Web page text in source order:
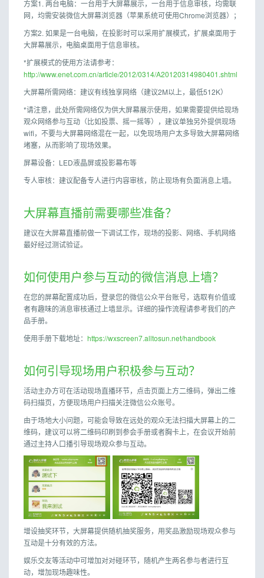
方案1. 两台电脑：一台用于大屏幕展示，一台用于信息审核，均需联
网，均需安装微信大屏幕浏览器（苹果系统可使用Chrome浏览器）；
方案2. 如果是一台电脑，在投影时可以采用扩展模式，扩展桌面用于
大屏幕展示，电脑桌面用于信息审核。
*扩展模式的使用方法请参考：
http://www.enet.com.cn/article/2012/0314/A20120314980401.shtml
大屏幕所需网络：建议有线独享网络（建议2M以上，最低512K）
*请注意，此处所需网络仅为供大屏幕展示使用，如果需要提供给现场
观众网络参与互动（比如投票、摇一摇等），建议单独另外提供现场
wifi，不要与大屏幕网络混在一起，以免现场用户太多导致大屏幕网络
堵塞，从而影响了现场效果。
屏幕设备：LED液晶屏或投影幕布等
专人审核：建议配备专人进行内容审核，防止现场有负面消息上墙。
大屏幕直播前需要哪些准备？
建议在大屏幕直播前做一下调试工作，现场的投影、网络、手机网络
最好经过测试验证。
如何使用户参与互动的微信消息上墙？
在您的屏幕配置成功后，登录您的微信公众平台账号，选取有价值或
者有趣味的消息审核通过上墙显示。详细的操作流程请参考我们的产
品手册。
使用手册下载地址： https://wxscreen7.alltosun.net/handbook
如何引导现场用户积极参与互动？
活动主办方可在活动现场直播环节，点击页面上方二维码，弹出二维
码扫描页，方便现场用户扫描关注微信公众账号。
由于场地大小问题，可能会导致在远处的观众无法扫描大屏幕上的二
维码，建议可以将二维码印刷到参会手册或者胸卡上，在会议开始前
通过主持人口播引导现场观众参与互动。
增设抽奖环节，大屏幕提供随机抽奖服务，用奖品激励现场观众参与
互动是十分有效的方法。
娱乐交友等活动中可增加对对碰环节，随机产生两名参与者进行互
动，增加现场趣味性。